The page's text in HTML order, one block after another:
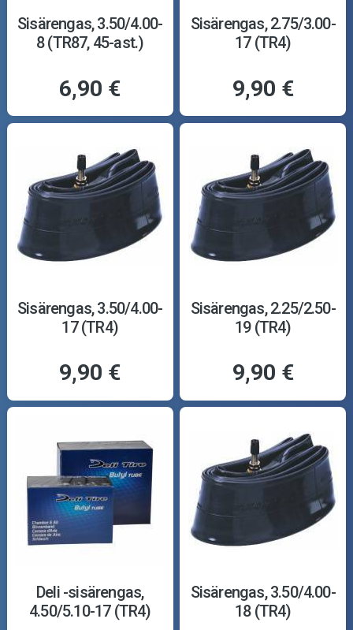
Sisärengas, 3.50/4.00-
8 (TR87, 45-ast.)
6,90 €
Sisärengas, 2.75/3.00-
17 (TR4)
9,90 €
Sisärengas, 3.50/4.00-
17 (TR4)
9,90 €
Sisärengas, 2.25/2.50-
19 (TR4)
9,90 €
Deli -sisärengas,
4.50/5.10-17 (TR4)
Sisärengas, 3.50/4.00-
18 (TR4)